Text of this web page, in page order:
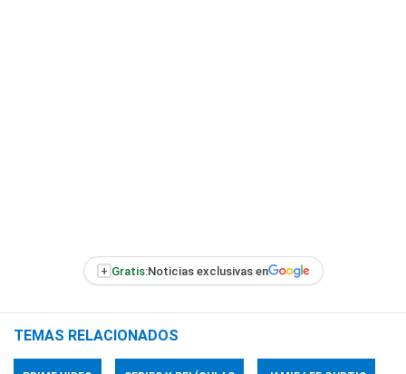
+ Gratis:Noticias exclusivas en
TEMAS RELACIONADOS